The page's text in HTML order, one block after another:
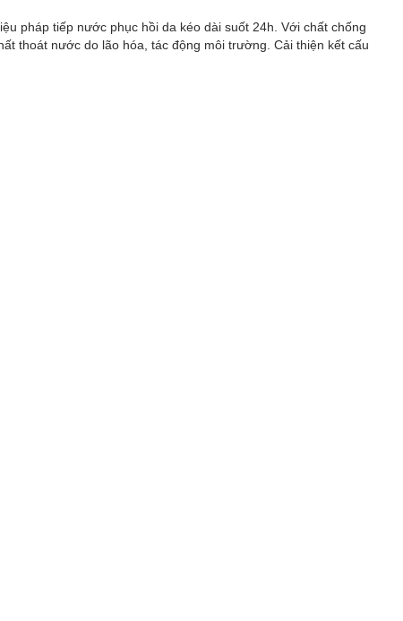
pháp tiếp nước phục hồi da kéo dài suốt 24h. Với chất chống
thoát nước do lão hóa, tác động môi trường. Cải thiện kết cấu